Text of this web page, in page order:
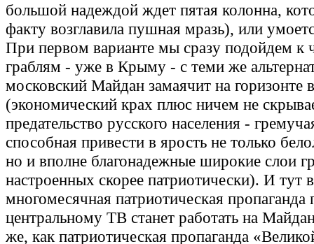
большой надеждой ждет пятая колонна,
факту возглавила пушная мразь), или
При первом варианте мы сразу подойдем к
граблям - уже в Крыму - с теми же
московский Майдан замаячит на горизонте
(экономический крах плюс ничем не
предательство русского населения -
способная привести в ярость не только
но и вполне благонадежные широкие слои
настроенных скорее патриотически). И тут
многомесячная патриотическая пропаганда
центральному ТВ станет работать на
же, как патриотическая пропаганда